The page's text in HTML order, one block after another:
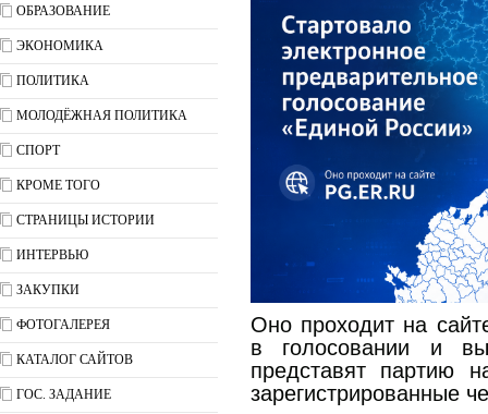
ОБРАЗОВАНИЕ
ЭКОНОМИКА
ПОЛИТИКА
МОЛОДЁЖНАЯ ПОЛИТИКА
СПОРТ
КРОМЕ ТОГО
СТРАНИЦЫ ИСТОРИИ
ИНТЕРВЬЮ
ЗАКУПКИ
ФОТОГАЛЕРЕЯ
КАТАЛОГ САЙТОВ
ГОС. ЗАДАНИЕ
Оно проходит на
в голосовании и
представят партию
зарегистрированные